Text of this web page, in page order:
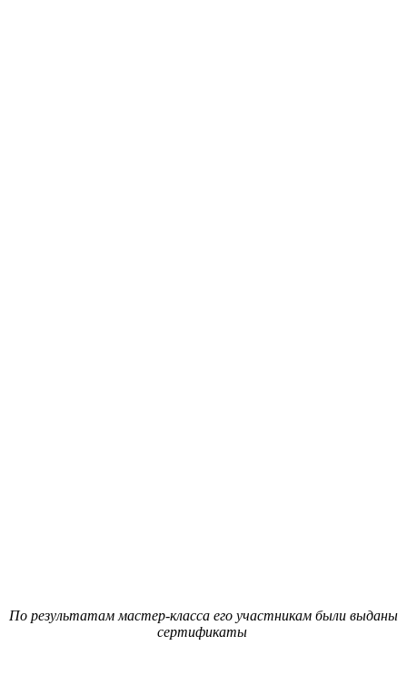
По результатам мастер-класса его участникам были выданы
сертификаты